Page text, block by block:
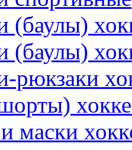
(баулы)
(баулы)
рюкзаки
маски